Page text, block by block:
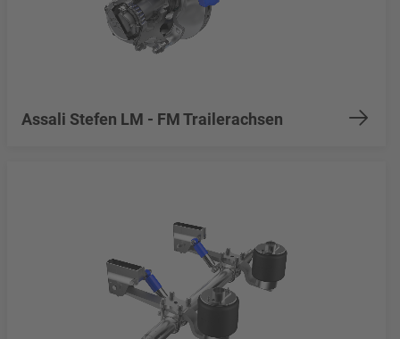
Assali Stefen LM - FM Trailerachsen